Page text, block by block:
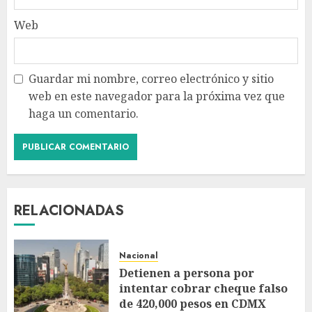
Web
Guardar mi nombre, correo electrónico y sitio
web en este navegador para la próxima vez que
haga un comentario.
RELACIONADAS
Nacional
Detienen a persona por
intentar cobrar cheque falso
de 420,000 pesos en CDMX